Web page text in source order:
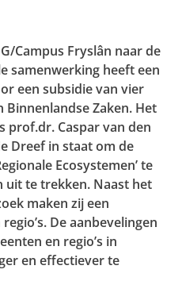
Campus Fryslân naar de
samenwerking heeft een
een subsidie van vier
Zaken. Het
prof.dr. Caspar van den
Dreef in staat om de
Ecosystemen’ te
uit te trekken. Naast het
maken zij een
De aanbevelingen
en regio’s in
en effectiever te